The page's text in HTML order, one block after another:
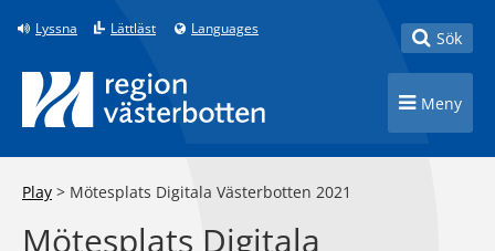
Till innehåll på sidan
Lyssna Lättläst Languages Toggle
Sök
Toggle
Meny
Play > Mötesplats Digitala Västerbotten 2021
Mötesplats Digitala